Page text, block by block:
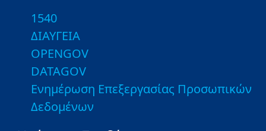
1540
ΔΙΑΥΓΕΙΑ
OPENGOV
DATAGOV
Ενημέρωση Επεξεργασίας Προσωπικών
Δεδομένων